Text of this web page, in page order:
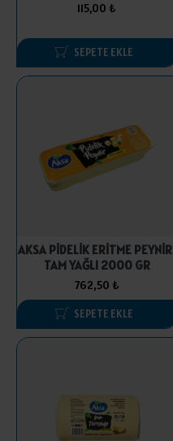
115,00 ₺
SEPETE EKLE
AKSA PİDELİK ERİTME PEYNİRİ
TAM YAĞLI 2000 GR
762,50 ₺
SEPETE EKLE